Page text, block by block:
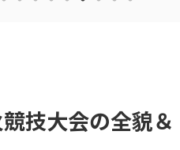
技大会の全貌＆